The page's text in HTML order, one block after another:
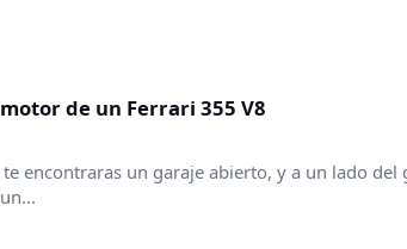
de un Ferrari 355 V8
te encontraras un garaje abierto, y a un lado